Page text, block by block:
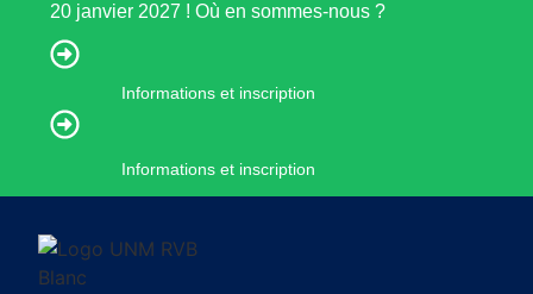
20 janvier 2027 ! Où en sommes-nous ?
Informations et inscription
Informations et inscription